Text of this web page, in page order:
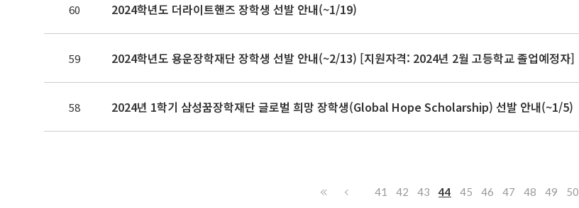
60 2024학년도 더라이트핸즈 장학생 선발 안내(~1/19)
59 2024학년도 용운장학재단 장학생 선발 안내(~2/13) [지원자격: 2024년 2월 고등학교 졸업예정자]
58 2024년 1학기 삼성꿈장학재단 글로벌 희망 장학생(Global Hope Scholarship) 선발 안내(~1/5)
41 42 43 44 45 46 47 48 49 50